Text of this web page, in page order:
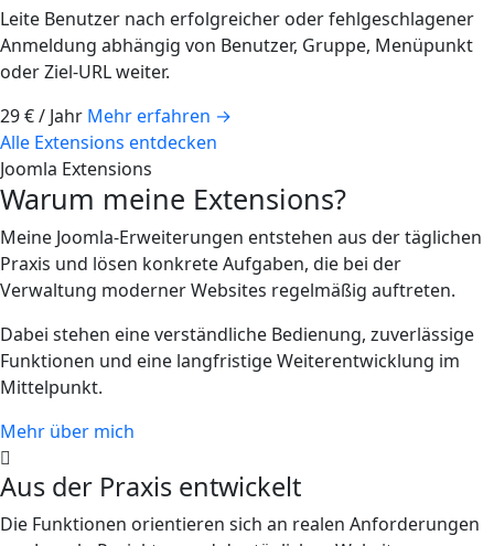
Leite Benutzer nach erfolgreicher oder fehlgeschlagener
Anmeldung abhängig von Benutzer, Gruppe, Menüpunkt
oder Ziel-URL weiter.
29 € / Jahr Mehr erfahren →
Alle Extensions entdecken
Joomla Extensions
Warum meine Extensions?
Meine Joomla-Erweiterungen entstehen aus der täglichen
Praxis und lösen konkrete Aufgaben, die bei der
Verwaltung moderner Websites regelmäßig auftreten.
Dabei stehen eine verständliche Bedienung, zuverlässige
Funktionen und eine langfristige Weiterentwicklung im
Mittelpunkt.
Mehr über mich
Aus der Praxis entwickelt
Die Funktionen orientieren sich an realen Anforderungen